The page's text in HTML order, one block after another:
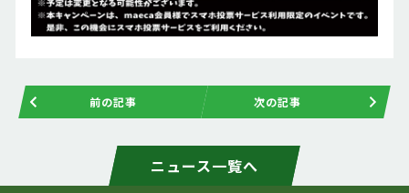
前の記事 次の記事
ニュース一覧へ